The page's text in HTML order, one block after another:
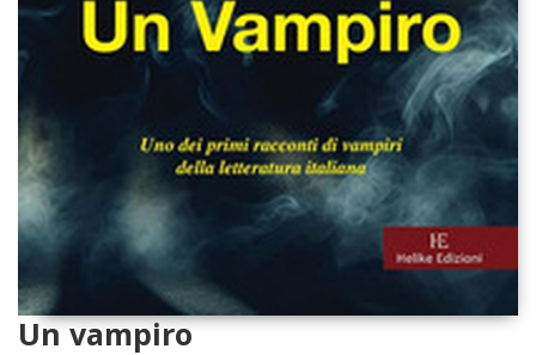
Un vampiro